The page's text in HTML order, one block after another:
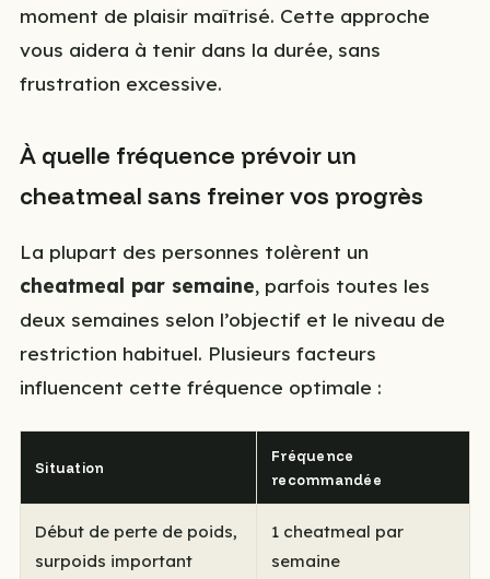
moment de plaisir maîtrisé. Cette approche
vous aidera à tenir dans la durée, sans
frustration excessive.
À quelle fréquence prévoir un
cheatmeal sans freiner vos progrès
La plupart des personnes tolèrent un
cheatmeal par semaine, parfois toutes les
deux semaines selon l’objectif et le niveau de
restriction habituel. Plusieurs facteurs
influencent cette fréquence optimale :
Situation
Fréquence
recommandée
Début de perte de poids,
surpoids important
1 cheatmeal par
semaine